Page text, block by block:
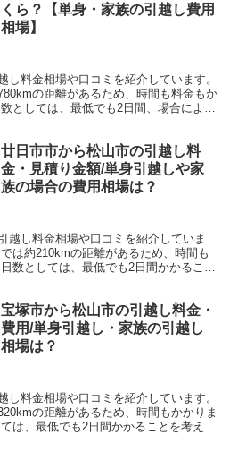
くら？【単身・家族の引越し費用
相場】
し料金相場や口コミを紹介しています。
の距離があるため、時間も料金もか
としては、最低でも2日間、場合によっ
廿日市市から松山市の引越し料
金・見積り金額/単身引越しや家
族の場合の費用相場は？
越し料金相場や口コミを紹介していま
は約210kmの距離があるため、時間も
数としては、最低でも2日間かかること
宝塚市から松山市の引越し料金・
費用/単身引越し・家族の引越し
相場は？
し料金相場や口コミを紹介しています。
の距離があるため、時間もかかりま
は、最低でも2日間かかることを考えて